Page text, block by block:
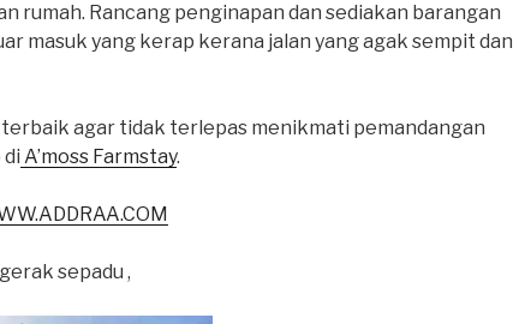
rumah. Rancang penginapan dan sediakan barangan
masuk yang kerap kerana jalan yang agak sempit dan
agar tidak terlepas menikmati pemandangan
A’moss Farmstay.
sepadu ,